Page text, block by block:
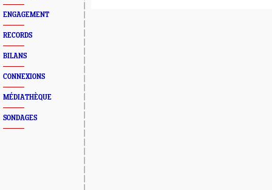
ENGAGEMENT
RECORDS
BILANS
CONNEXIONS
MÉDIATHÈQUE
SONDAGES